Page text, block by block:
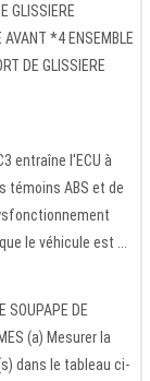
GLISSIERE
AVANT *4 ENSEMBLE
DE GLISSIERE
entraîne l'ECU à
témoins ABS et de
le véhicule est ...
SOUPAPE DE
(a) Mesurer la
dans le tableau ci-